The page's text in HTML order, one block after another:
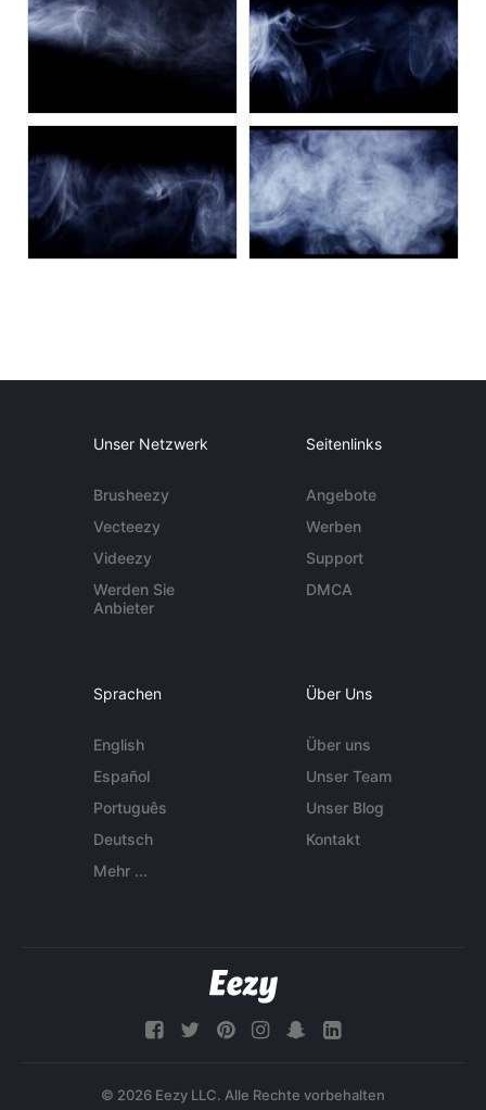
Unser Netzwerk
Brusheezy
Vecteezy
Videezy
Werden Sie
Anbieter
Seitenlinks
Angebote
Werben
Support
DMCA
Sprachen
English
Español
Português
Deutsch
Mehr ...
Über Uns
Über uns
Unser Team
Unser Blog
Kontakt
© 2026 Eezy LLC. Alle Rechte vorbehalten